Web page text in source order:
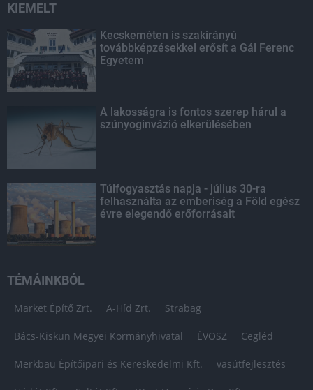
KIEMELT
Kecskeméten is szakirányú
továbbképzésekkel erősít a Gál Ferenc
Egyetem
A lakosságra is fontos szerep hárul a
szúnyoginvázió elkerülésében
Túlfogyasztás napja - július 30-ra
felhasználta az emberiség a Föld egész
évre elegendő erőforrásait
TÉMÁINKBÓL
Market Építő Zrt. A-Híd Zrt. Strabag
Bács-Kiskun Megyei Kormányhivatal ÉVOSZ Cegléd
Merkbau Építőipari és Kereskedelmi Kft. vasútfejlesztés